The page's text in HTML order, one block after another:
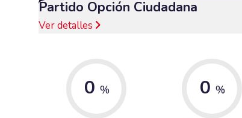
Partido Opción Ciudadana
Ver detalles
0 % 0 %